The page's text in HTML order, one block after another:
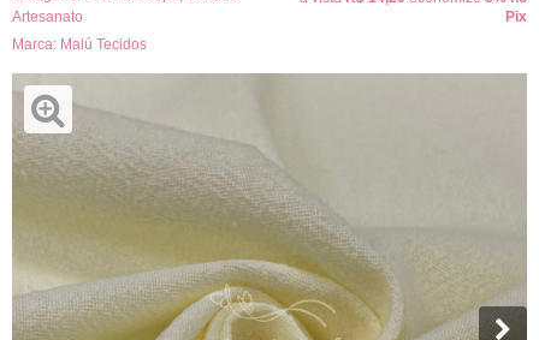
Artesanato
Marca: Malú Tecidos
Pix